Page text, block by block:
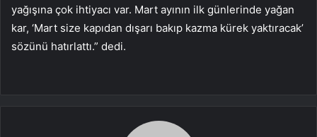
yağışına çok ihtiyacı var. Mart ayının ilk günlerinde yağan
kar, ‘Mart size kapıdan dışarı bakıp kazma kürek yaktıracak’
sözünü hatırlattı.” dedi.